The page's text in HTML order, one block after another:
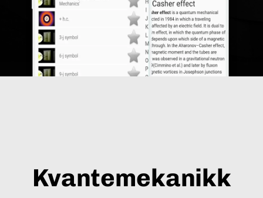
Kvantemekanikk